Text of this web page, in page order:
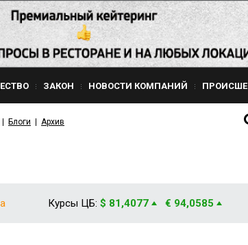
ЗАКОН НОВОСТИ КОМПАНИЙ
Блоги Архив
Курсы ЦБ: $ 81,4077 € 94,0585